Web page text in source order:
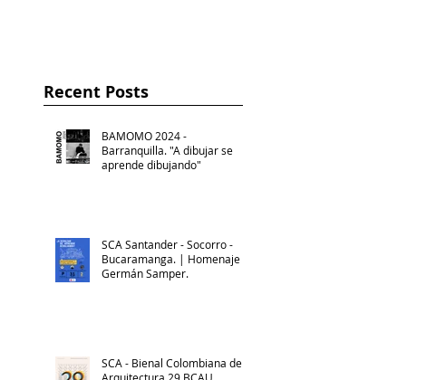
Recent Posts
BAMOMO 2024 -
Barranquilla. "A dibujar se
aprende dibujando"
SCA Santander - Socorro -
Bucaramanga. | Homenaje a
Germán Samper.
SCA - Bienal Colombiana de
Arquitectura 29 BCAU